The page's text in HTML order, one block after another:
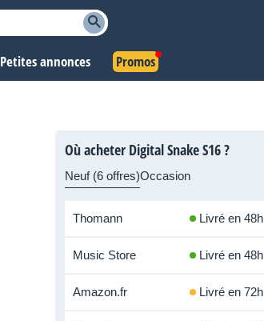
Petites annonces Promos
Où acheter Digital Snake S16 ?
Neuf (6 offres)Occasion
Thomann Livré en 48h
Music Store Livré en 48h
Amazon.fr Livré en 72h